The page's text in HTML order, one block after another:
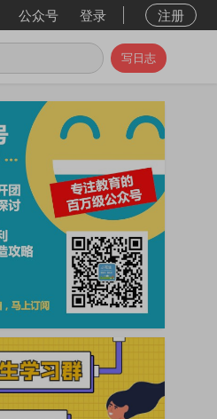
公众号 登录 注册
写日志